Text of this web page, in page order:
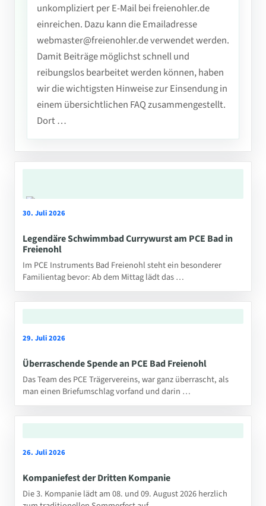
unkompliziert per E-Mail bei freienohler.de
einreichen. Dazu kann die Emailadresse
webmaster@freienohler.de verwendet werden.
Damit Beiträge möglichst schnell und
reibungslos bearbeitet werden können, haben
wir die wichtigsten Hinweise zur Einsendung in
einem übersichtlichen FAQ zusammengestellt.
Dort …
30. Juli 2026
Legendäre Schwimmbad Currywurst am PCE Bad in
Freienohl
Im PCE Instruments Bad Freienohl steht ein besonderer
Familientag bevor: Ab dem Mittag lädt das …
29. Juli 2026
Überraschende Spende an PCE Bad Freienohl
Das Team des PCE Trägervereins, war ganz überrascht, als
man einen Briefumschlag vorfand und darin …
26. Juli 2026
Kompaniefest der Dritten Kompanie
Die 3. Kompanie lädt am 08. und 09. August 2026 herzlich